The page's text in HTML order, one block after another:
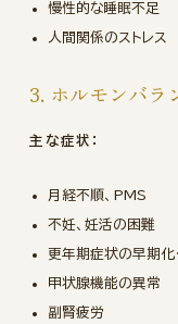
慢性的な睡眠不足
人間関係のストレス
3. ホルモンバラ
主な症状：
月経不順、PMS
不妊、妊活の困難
更年期症状の早期化
甲状腺機能の異常
副腎疲労